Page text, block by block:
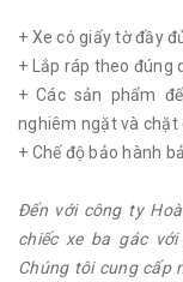
+ Xe có giấy tờ đầy
+ Lắp ráp theo đúng
+ Các sản phẩm
nghiêm ngặt và chặt
+ Chế độ bảo hành
Đến với công ty
chiếc xe ba gác
Chúng tôi cung cấp